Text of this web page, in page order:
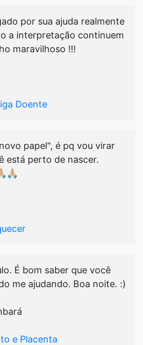
por sua ajuda realmente
a interpretação continuem
maravilhoso !!!
Doente
papel", é pq vou virar
está perto de nascer.
É bom saber que você
me ajudando. Boa noite. :)
e Placenta